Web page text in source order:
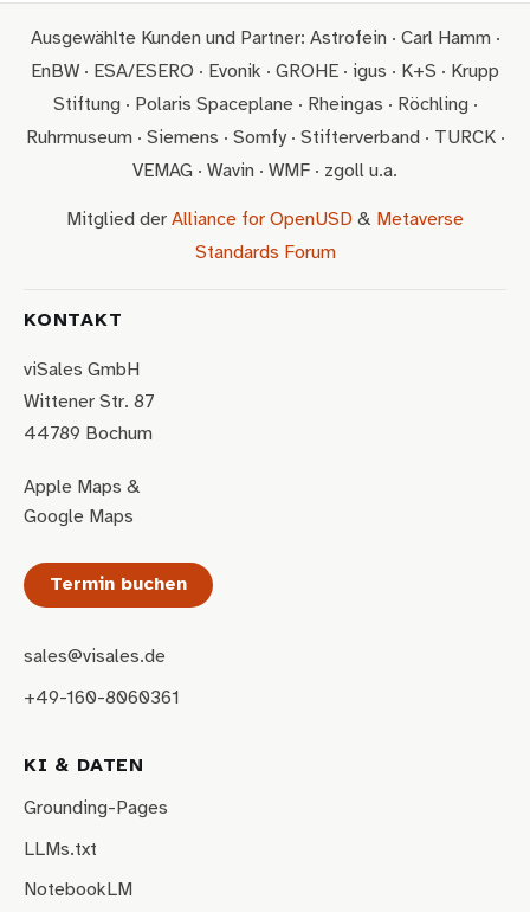
Ausgewählte Kunden und Partner: Astrofein · Carl Hamm ·
EnBW · ESA/ESERO · Evonik · GROHE · igus · K+S · Krupp
Stiftung · Polaris Spaceplane · Rheingas · Röchling ·
Ruhrmuseum · Siemens · Somfy · Stifterverband · TURCK ·
VEMAG · Wavin · WMF · zgoll u.a.
Mitglied der Alliance for OpenUSD & Metaverse
Standards Forum
KONTAKT
viSales GmbH
Wittener Str. 87
44789 Bochum
Apple Maps &
Google Maps
Termin buchen
sales@visales.de
+49-160-8060361
KI & DATEN
Grounding-Pages
LLMs.txt
NotebookLM